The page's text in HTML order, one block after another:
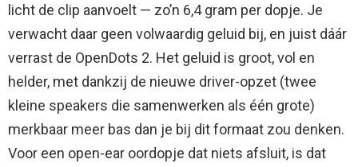
licht de clip aanvoelt — zo’n 6,4 gram per dopje. Je
verwacht daar geen volwaardig geluid bij, en juist dáár
verrast de OpenDots 2. Het geluid is groot, vol en
helder, met dankzij de nieuwe driver-opzet (twee
kleine speakers die samenwerken als één grote)
merkbaar meer bas dan je bij dit formaat zou denken.
Voor een open-ear oordopje dat niets afsluit, is dat